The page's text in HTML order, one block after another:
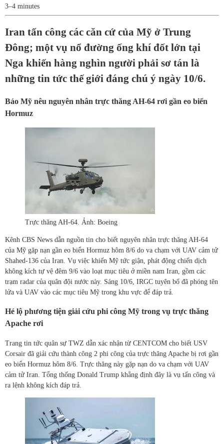
3–4 minutes
Iran tấn công các căn cứ của Mỹ ở Trung
Đông; một vụ nổ đường ống khí đốt lớn tại
Nga khiến hàng nghìn người phải sơ tán là
những tin tức thế giới đáng chú ý ngày 10/6.
Báo Mỹ nêu nguyên nhân trực thăng AH-64 rơi gần eo biển
Hormuz
Trực thăng AH-64. Ảnh: Boeing
Kênh CBS News dẫn nguồn tin cho biết nguyên nhân trực thăng AH-64
của Mỹ gặp nạn gần eo biển Hormuz hôm 8/6 do va chạm với UAV cảm tử
Shahed-136 của Iran. Vụ việc khiến Mỹ tức giận, phát động chiến dịch
không kích tự vệ đêm 9/6 vào loạt mục tiêu ở miền nam Iran, gồm các
trạm radar của quân đội nước này. Sáng 10/6, IRGC tuyên bố đã phóng tên
lửa và UAV vào các mục tiêu Mỹ trong khu vực để đáp trả.
Hé lộ phương tiện giải cứu phi công Mỹ trong vụ trực thăng
Apache rơi
Trang tin tức quân sự TWZ dẫn xác nhận từ CENTCOM cho biết USV
Corsair đã giải cứu thành công 2 phi công của trực thăng Apache bị rơi gần
eo biển Hormuz hôm 8/6. Trực thăng này gặp nạn do va chạm với UAV
cảm tử Iran. Tổng thống Donald Trump khẳng định đây là vụ tấn công và
ra lệnh không kích đáp trả.